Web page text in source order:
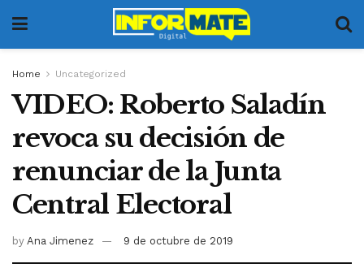
Home Uncategorized
VIDEO: Roberto Saladín
revoca su decisión de
renunciar de la Junta
Central Electoral
by Ana Jimenez 9 de octubre de 2019